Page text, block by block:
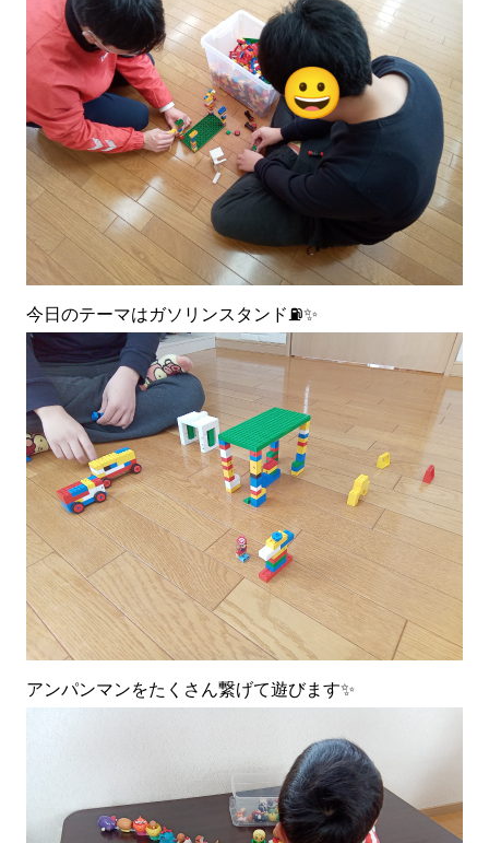
今日のテーマはガソリンスタンド⛽✨
アンパンマンをたくさん繋げて遊びます✨